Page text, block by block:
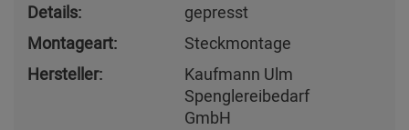
Details:
gepresst
Montageart:
Steckmontage
Hersteller:
Kaufmann Ulm
Spenglereibedarf
GmbH